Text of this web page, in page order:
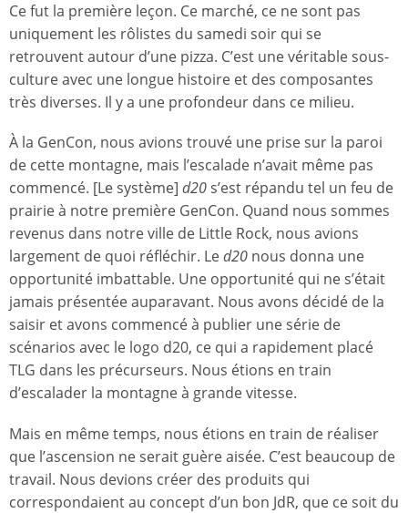
Ce fut la première leçon. Ce marché, ce ne sont pas
uniquement les rôlistes du samedi soir qui se
retrouvent autour d’une pizza. C’est une véritable sous-
culture avec une longue histoire et des composantes
très diverses. Il y a une profondeur dans ce milieu.
À la GenCon, nous avions trouvé une prise sur la paroi
de cette montagne, mais l’escalade n’avait même pas
commencé. [Le système] d20s’est répandu tel un feu de
prairie à notre première GenCon. Quand nous sommes
revenus dans notre ville de Little Rock, nous avions
largement de quoi réfléchir. Led20 nous donna une
opportunité imbattable. Une opportunité qui ne s’était
jamais présentée auparavant. Nous avons décidé de la
saisir et avons commencé à publier une série de
scénarios avec le logo d20, ce qui a rapidement placé
TLG dans les précurseurs. Nous étions en train
d’escalader la montagne à grande vitesse.
Mais en même temps, nous étions en train de réaliser
que l’ascension ne serait guère aisée. C’est beaucoup de
travail. Nous devions créer des produits qui
correspondaient au concept d’un bon JdR, que ce soit du